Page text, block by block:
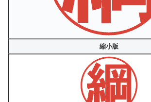
縮小版